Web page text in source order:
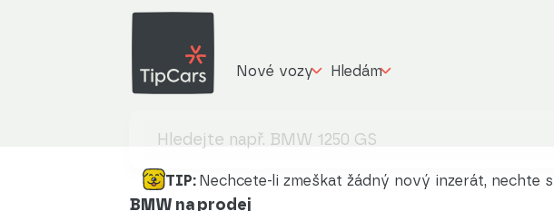
Nové vozy Hledám
TIP: Nechcete-li zmeškat žádný nový inzerát, nechte
BMW na prodej